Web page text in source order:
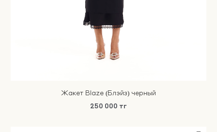
Жакет Blaze (Блэйз) черный
250 000 тг